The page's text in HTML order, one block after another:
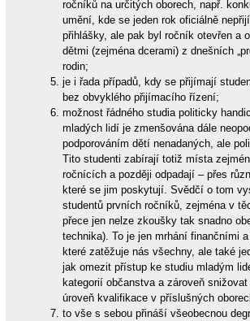
ročníků na určitých oborech, např.
umění, kde se jeden rok oficiálně
přihlášky, ale pak byl ročník otevřen a
dětmi (zejména dcerami) z dnešních
rodin;
je i řada případů, kdy se přijímají
bez obvyklého přijímacího řízení;
možnost řádného studia politicky
mladých lidí je zmenšována dále
podporováním dětí nenadaných, ale
Tito studenti zabírají totiž místa
ročnících a později odpadají – přes
které se jim poskytují. Svědčí o tom
studentů prvních ročníků, zejména v
přece jen nelze zkoušky tak snadno
technika). To je jen mrhání finančními
které zatěžuje nás všechny, ale také
jak omezit přístup ke studiu mladým
kategorií občanstva a zároveň
úroveň kvalifikace v příslušných
to vše s sebou přináší všeobecnou